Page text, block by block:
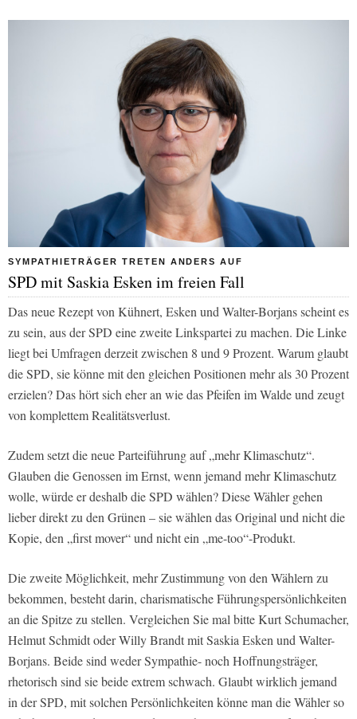
SYMPATHIETRÄGER TRETEN ANDERS AUF
SPD mit Saskia Esken im freien Fall
Das neue Rezept von Kühnert, Esken und Walter-Borjans scheint es
zu sein, aus der SPD eine zweite Linkspartei zu machen. Die Linke
liegt bei Umfragen derzeit zwischen 8 und 9 Prozent. Warum glaubt
die SPD, sie könne mit den gleichen Positionen mehr als 30 Prozent
erzielen? Das hört sich eher an wie das Pfeifen im Walde und zeugt
von komplettem Realitätsverlust.
Zudem setzt die neue Parteiführung auf „mehr Klimaschutz“.
Glauben die Genossen im Ernst, wenn jemand mehr Klimaschutz
wolle, würde er deshalb die SPD wählen? Diese Wähler gehen
lieber direkt zu den Grünen – sie wählen das Original und nicht die
Kopie, den „first mover“ und nicht ein „me-too“-Produkt.
Die zweite Möglichkeit, mehr Zustimmung von den Wählern zu
bekommen, besteht darin, charismatische Führungspersönlichkeiten
an die Spitze zu stellen. Vergleichen Sie mal bitte Kurt Schumacher,
Helmut Schmidt oder Willy Brandt mit Saskia Esken und Walter-
Borjans. Beide sind weder Sympathie- noch Hoffnungsträger,
rhetorisch sind sie beide extrem schwach. Glaubt wirklich jemand
in der SPD, mit solchen Persönlichkeiten könne man die Wähler so